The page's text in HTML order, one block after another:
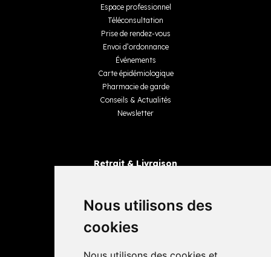
Nous utilisons des
cookies
Espace professionnel
Téléconsultation
Prise de rendez-vous
Envoi d’ordonnance
Événements
Carte épidémiologique
Pharmacie de garde
Conseils & Actualités
Newsletter
Retrait & Livraison
Livraisons